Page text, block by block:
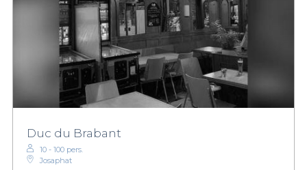
Duc du Brabant
10 - 100 pers.
Josaphat